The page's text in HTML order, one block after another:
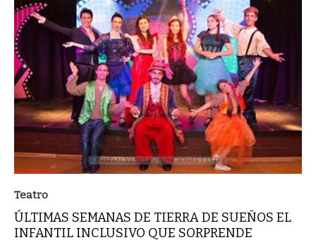
Teatro
ÚLTIMAS SEMANAS DE TIERRA DE SUEÑOS EL
INFANTIL INCLUSIVO QUE SORPRENDE